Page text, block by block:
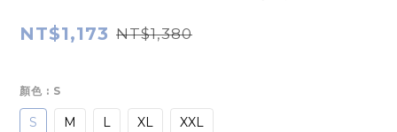
NT$1,173 NT$1,380
顏色 : S
S M L XL XXL